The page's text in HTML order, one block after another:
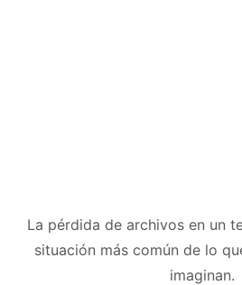
La pérdida de archivos en un
situación más común de lo
imaginan.